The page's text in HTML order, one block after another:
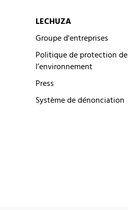
LECHUZA
Groupe d'entreprises
Politique de protection de
l’environnement
Press
Système de dénonciation